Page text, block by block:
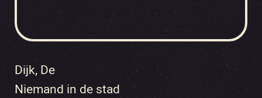
Dijk, De
Niemand in de stad